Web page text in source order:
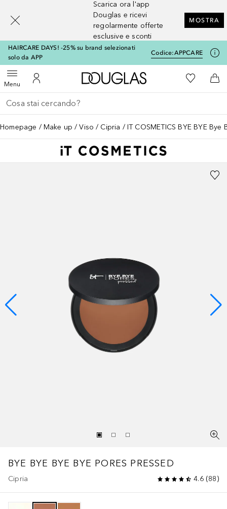
Scarica ora l'app
Douglas e ricevi
regolarmente offerte
esclusive e sconti
MOSTRA
HAIRCARE DAYS! -25% su brand selezionati
solo da APP
Codice:APPCARE
MenuApri menuAl Mio Account
A Douglas HomeAlla Mia
Al
Torna indietro
Esegui ricerca
Homepage Make up Viso Cipria IT COSMETICS BYE BYE Bye
BYE BYE BYE BYE PORES PRESSED
Cipria 4.6(88)
[navigation.slideout.screenreader]